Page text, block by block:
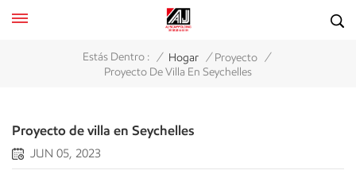
Estás Dentro : / Hogar / Proyecto /
Proyecto De Villa En Seychelles
Proyecto de villa en Seychelles
JUN 05, 2023